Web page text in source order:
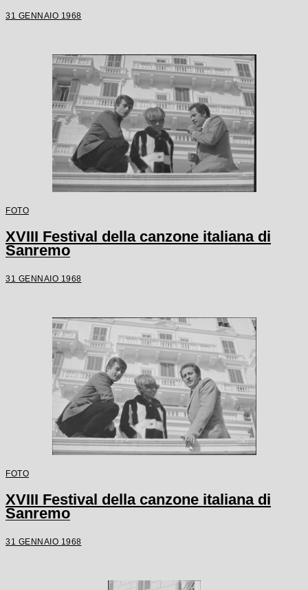
31 GENNAIO 1968
FOTO
XVIII Festival della canzone italiana di
Sanremo
31 GENNAIO 1968
FOTO
XVIII Festival della canzone italiana di
Sanremo
31 GENNAIO 1968